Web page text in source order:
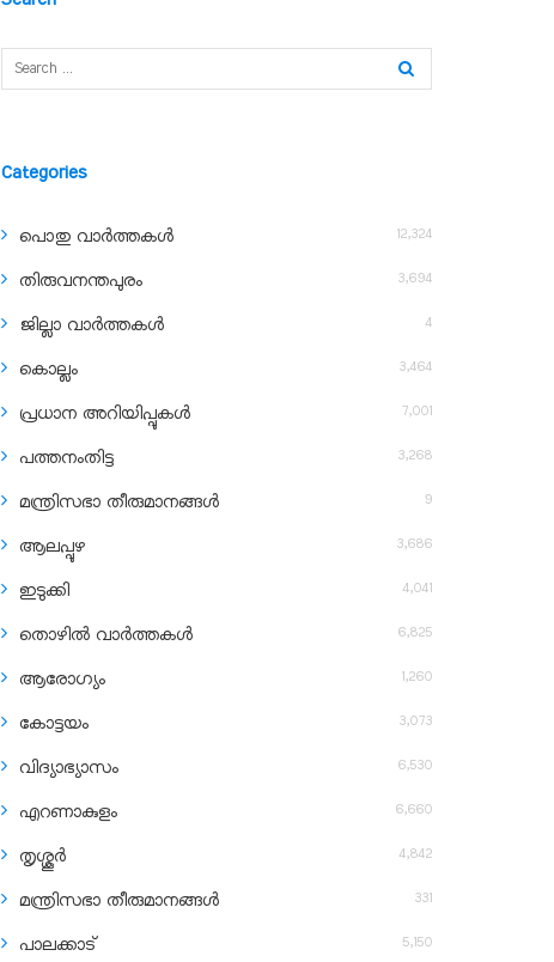
Categories
പൊതു വാർത്തകൾ 12,324
തിരുവനന്തപുരം 3,694
ജില്ലാ വാർത്തകൾ 4
കൊല്ലം 3,464
പ്രധാന അറിയിപ്പുകൾ 7,001
പത്തനംതിട്ട 3,268
മന്ത്രിസഭാ തീരുമാനങ്ങൾ 9
ആലപ്പുഴ 3,686
ഇടുക്കി 4,041
തൊഴിൽ വാർത്തകൾ 6,825
ആരോഗ്യം 1,260
കോട്ടയം 3,073
വിദ്യാഭ്യാസം 6,530
എറണാകുളം 6,660
തൃശ്ശൂർ 4,842
മന്ത്രിസഭാ തീരുമാനങ്ങൾ 331
പാലക്കാട് 5,150